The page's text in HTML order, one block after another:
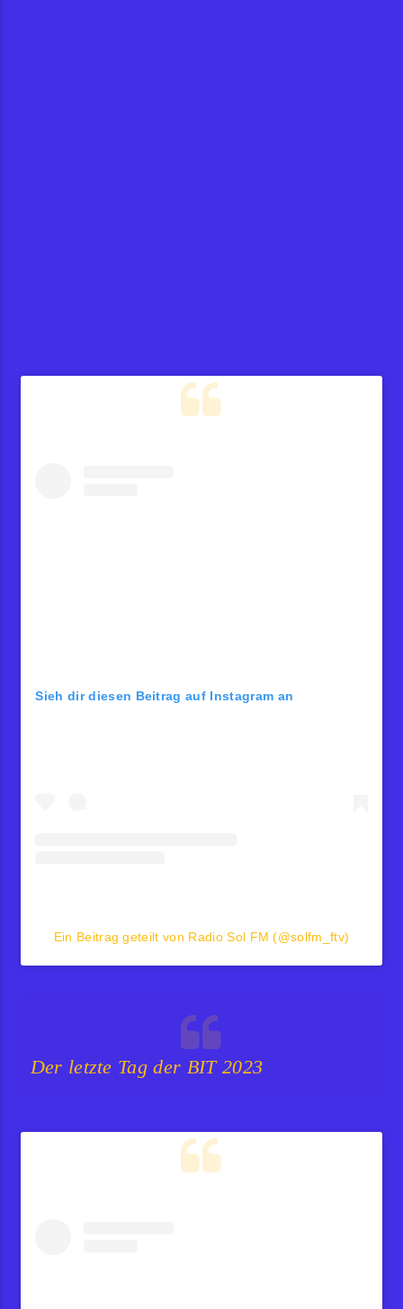
Sieh dir diesen Beitrag auf Instagram an
Ein Beitrag geteilt von Radio Sol FM (@solfm_ftv)
Der letzte Tag der BIT 2023